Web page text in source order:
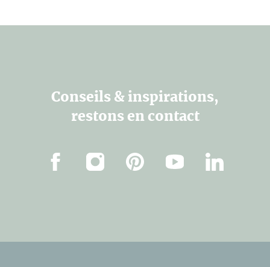
Conseils & inspirations,
restons en contact
FacebookInstagramPinterestYoutubeLinkedin